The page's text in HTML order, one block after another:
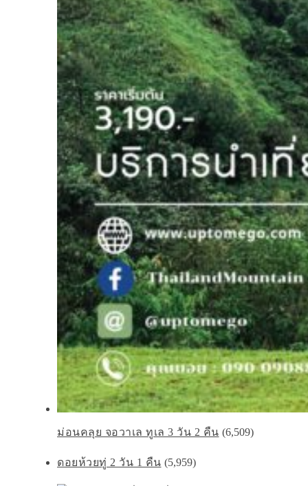
ม่อนคลุย จอวาเล ทูเล 3 วัน 2 คืน (6,509)
ดอยห้วยทู่ 2 วัน 1 คืน (5,959)